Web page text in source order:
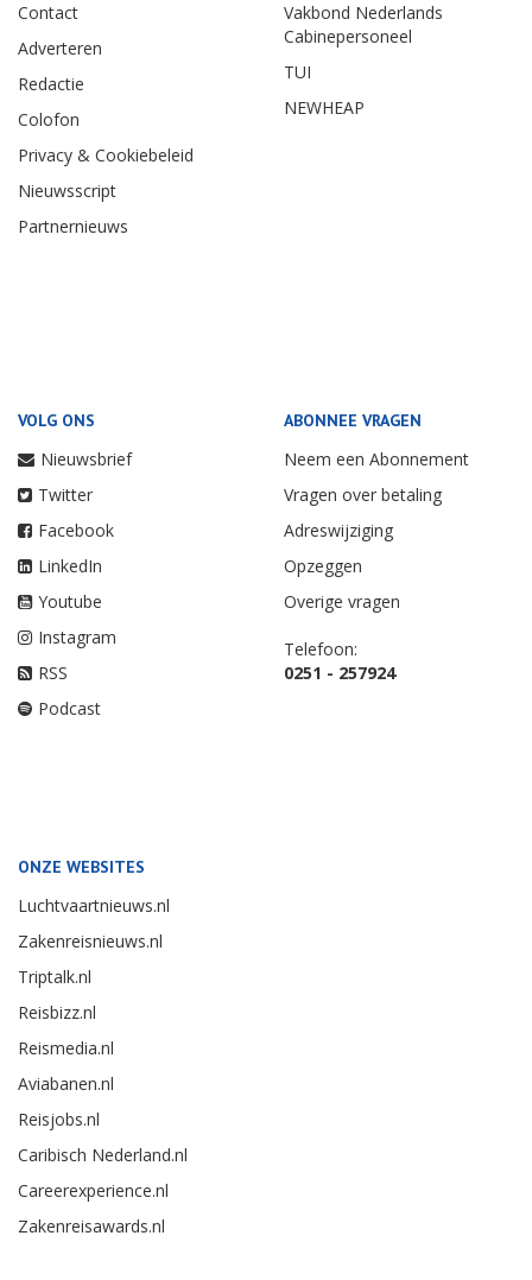
Contact
Adverteren
Redactie
Colofon
Privacy & Cookiebeleid
Nieuwsscript
Partnernieuws
Vakbond Nederlands
Cabinepersoneel
TUI
NEWHEAP
VOLG ONS
Nieuwsbrief
Twitter
Facebook
LinkedIn
Youtube
Instagram
RSS
Podcast
ABONNEE VRAGEN
Neem een Abonnement
Vragen over betaling
Adreswijziging
Opzeggen
Overige vragen
Telefoon:
0251 - 257924
ONZE WEBSITES
Luchtvaartnieuws.nl
Zakenreisnieuws.nl
Triptalk.nl
Reisbizz.nl
Reismedia.nl
Aviabanen.nl
Reisjobs.nl
Caribisch Nederland.nl
Careerexperience.nl
Zakenreisawards.nl